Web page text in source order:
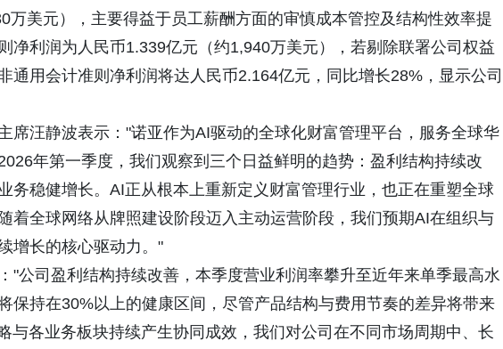
万美元），主要得益于员工薪酬方面的审慎成本管控及结构性效率提
净利润为人民币1.339亿元（约1,940万美元），若剔除联署公司权益
通用会计准则净利润将达人民币2.164亿元，同比增长28%，显示公司
席汪静波表示："诺亚作为AI驱动的全球化财富管理平台，服务全球华
年第一季度，我们观察到三个日益鲜明的趋势：盈利结构持续改
务稳健增长。AI正从根本上重新定义财富管理行业，也正在重塑全球
着全球网络从牌照建设阶段迈入主动运营阶段，我们预期AI在组织与
增长的核心驱动力。"
"公司盈利结构持续改善，本季度营业利润率攀升至近年来单季最高水
保持在30%以上的健康区间，尽管产品结构与费用节奏的差异将带来
与各业务板块持续产生协同成效，我们对公司在不同市场周期中、长